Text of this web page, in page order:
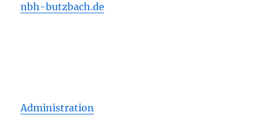
nbh-butzbach.de
Administration